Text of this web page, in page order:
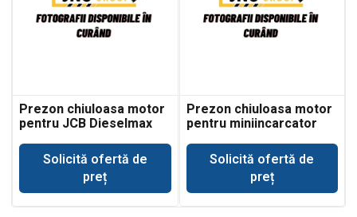
Prezon chiuloasa motor
pentru JCB Dieselmax
Solicită ofertă de
preț
Prezon chiuloasa motor
pentru miniincarcator
Solicită ofertă de
preț